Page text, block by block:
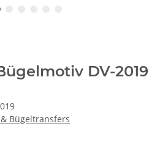
DV-2019
Bügeltransfers